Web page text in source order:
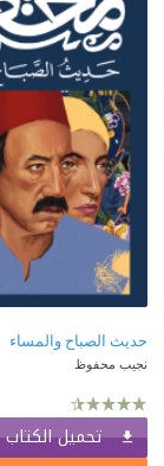
حديث الصباح والمساء
نجيب محفوظ
تحميل الكتاب